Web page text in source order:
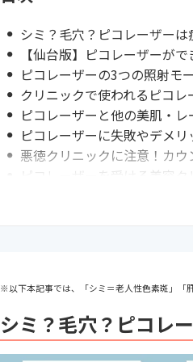
シミ？毛穴？ピコレーザー
【仙台版】ピコレーザーが
ピコレーザーの3つの照射モ
クリニックで使われるピコ
ピコレーザーと他の美肌・
ピコレーザーに失敗やデメリ
悪徳クリニックに注意！カ
ピコレーザーを受ける美容ク
ピコレーザーに関するよく
※以下本記事では、「シミ＝老人性色素斑」「
シミ？毛穴？ピコレ